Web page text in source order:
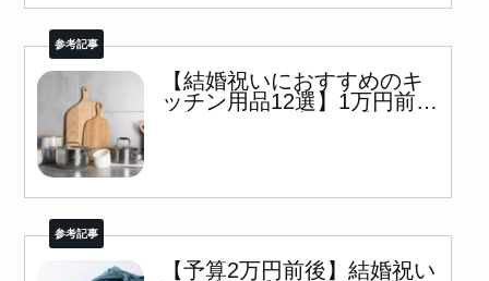
【結婚祝いにおすすめのキ
ッチン用品12選】1万円前後
【予算2万円前後】結婚祝い